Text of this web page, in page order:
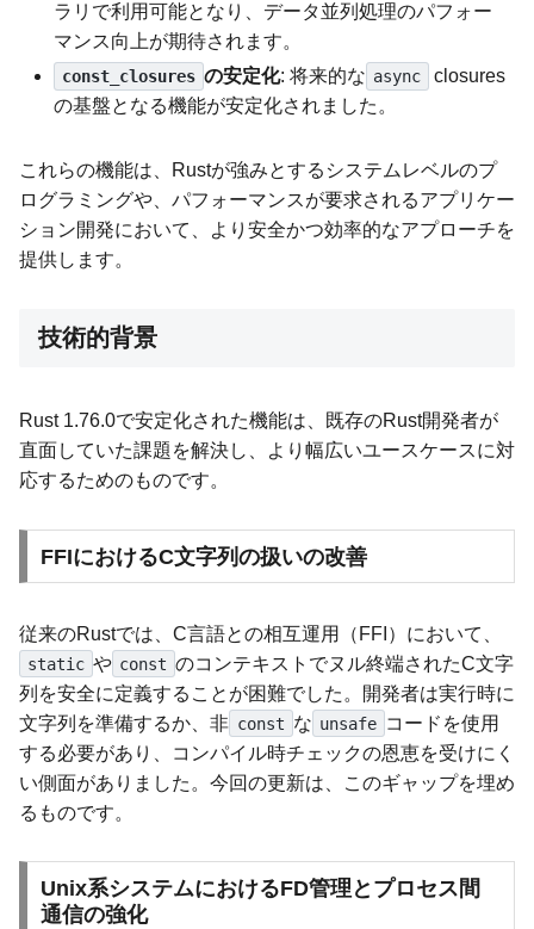
ラリで利用可能となり、データ並列処理のパフォー
マンス向上が期待されます。
const_closures の安定化: 将来的な async
closures
の基盤となる機能が安定化されました。
これらの機能は、Rustが強みとするシステムレベルのプ
ログラミングや、パフォーマンスが要求されるアプリケー
ション開発において、より安全かつ効率的なアプローチを
提供します。
技術的背景
Rust 1.76.0で安定化された機能は、既存のRust開発者が
直面していた課題を解決し、より幅広いユースケースに対
応するためのものです。
FFIにおけるC文字列の扱いの改善
従来のRustでは、C言語との相互運用（FFI）において、
static や const のコンテキストでヌル終端されたC文字
列を安全に定義することが困難でした。開発者は実行時に
文字列を準備するか、非 const な unsafe コードを使用
する必要があり、コンパイル時チェックの恩恵を受けにく
い側面がありました。今回の更新は、このギャップを埋め
るものです。
Unix系システムにおけるFD管理とプロセス間
通信の強化